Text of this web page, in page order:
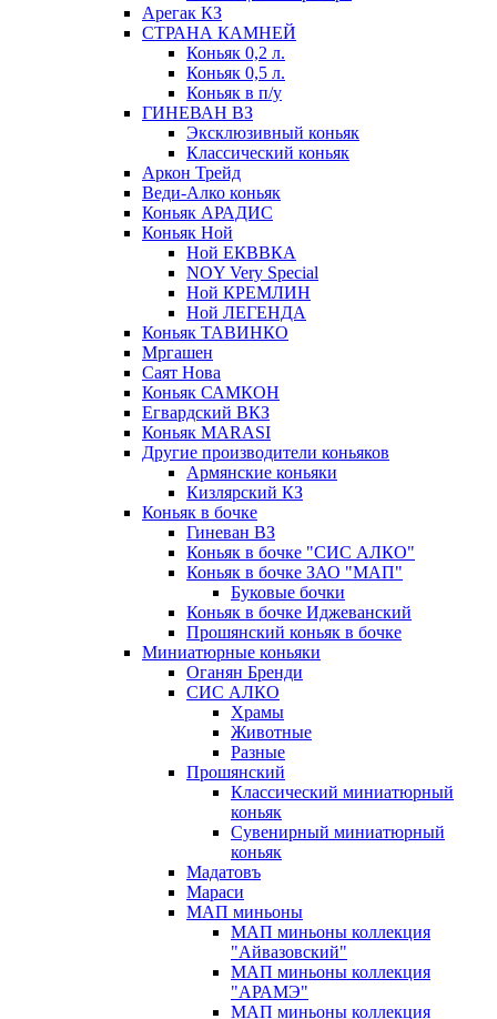
Арегак КЗ
СТРАНА КАМНЕЙ
Коньяк 0,2 л.
Коньяк 0,5 л.
Коньяк в п/у
ГИНЕВАН ВЗ
Эксклюзивный коньяк
Классический коньяк
Аркон Трейд
Веди-Алко коньяк
Коньяк АРАДИС
Коньяк Ной
Ной ЕКВВКА
NOY Very Special
Ной КРЕМЛИН
Ной ЛЕГЕНДА
Коньяк ТАВИНКО
Мргашен
Саят Нова
Коньяк САМКОН
Егвардский ВКЗ
Коньяк MARASI
Другие производители коньяков
Армянские коньяки
Кизлярский КЗ
Коньяк в бочке
Гиневан ВЗ
Коньяк в бочке "СИС АЛКО"
Коньяк в бочке ЗАО "МАП"
Буковые бочки
Коньяк в бочке Иджеванский
Прошянский коньяк в бочке
Миниатюрные коньяки
Оганян Бренди
СИС АЛКО
Храмы
Животные
Разные
Прошянский
Классический миниатюрный
коньяк
Сувенирный миниатюрный
коньяк
Мадатовъ
Мараси
МАП миньоны
МАП миньоны коллекция
"Айвазовский"
МАП миньоны коллекция
"АРАМЭ"
МАП миньоны коллекция